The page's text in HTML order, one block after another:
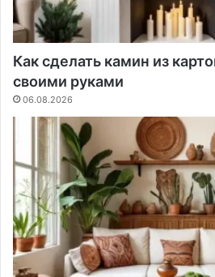
Как сделать камин из
своими руками
06.08.2026